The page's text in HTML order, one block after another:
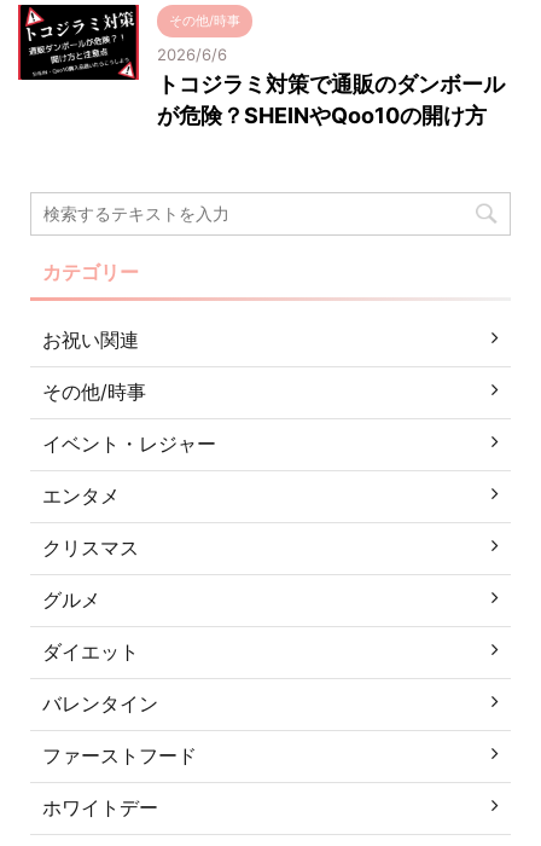
その他/時事
2026/6/6
トコジラミ対策で通販のダンボール
が危険？SHEINやQoo10の開け方
カテゴリー
お祝い関連
その他/時事
イベント・レジャー
エンタメ
クリスマス
グルメ
ダイエット
バレンタイン
ファーストフード
ホワイトデー